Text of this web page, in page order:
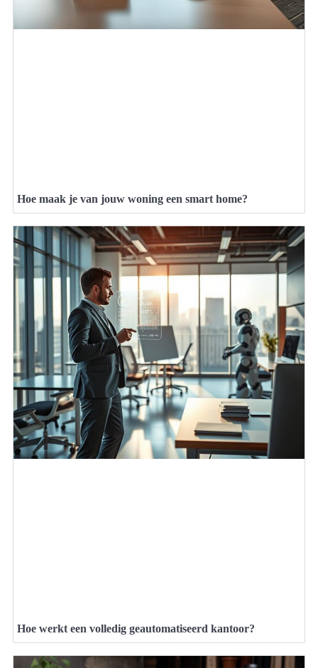
Hoe maak je van jouw woning een smart home?
Hoe werkt een volledig geautomatiseerd kantoor?